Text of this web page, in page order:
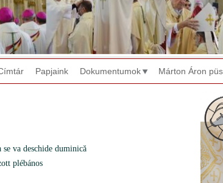
Papjaink Dokumentumok Márton Áron
va deschide duminică
plébános